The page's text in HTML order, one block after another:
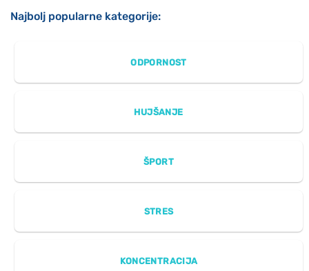
Najbolj popularne kategorije:
ODPORNOST
HUJŠANJE
ŠPORT
STRES
KONCENTRACIJA